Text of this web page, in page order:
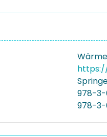
978-3-
978-3-